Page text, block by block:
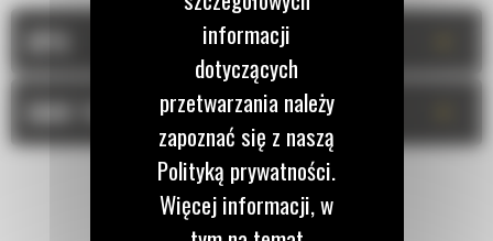
DANE TECHNICZNE
informacji
dotyczących
przetwarzania należy
zapoznać się z naszą
Polityką prywatności.
Więcej informacji, w